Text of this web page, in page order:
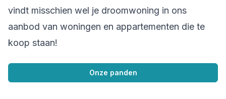
vindt misschien wel je droomwoning in ons
aanbod van woningen en appartementen die te
koop staan!
Onze panden